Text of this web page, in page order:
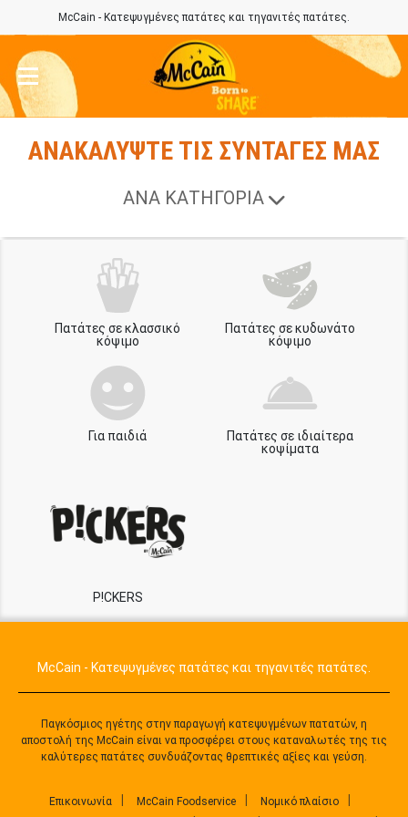
McCain - Κατεψυγμένες πατάτες και τηγανιτές πατάτες.
ΑΝΑΚΑΛΥΨΤΕ ΤΙΣ ΣΥΝΤΑΓΕΣ ΜΑΣ
ΑΝΑ ΚΑΤΗΓΟΡΙΑ
Πατάτες σε κλασσικό
κόψιμο
Πατάτες σε κυδωνάτο
κόψιμο
Για παιδιά
Πατάτες σε ιδιαίτερα
κοψίματα
P!CKERS
McCain - Κατεψυγμένες πατάτες και τηγανιτές πατάτες.
Παγκόσμιος ηγέτης στην παραγωγή κατεψυγμένων πατατών, η
αποστολή της McCain είναι να προσφέρει στους καταναλωτές της τις
καλύτερες πατάτες συνδυάζοντας θρεπτικές αξίες και γεύση.
Επικοινωνία McCain Foodservice Νομικό πλαίσιο